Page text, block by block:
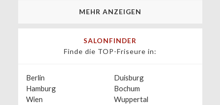
MEHR ANZEIGEN
SALONFINDER
Finde die TOP-Friseure in:
Berlin
Hamburg
Wien
Duisburg
Bochum
Wuppertal